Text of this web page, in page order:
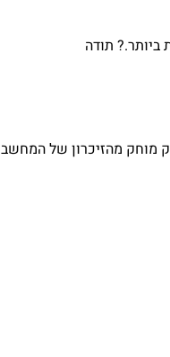
תודה
מוחק מהזיכרון של המחשב